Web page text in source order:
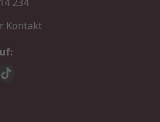
234
Kontakt